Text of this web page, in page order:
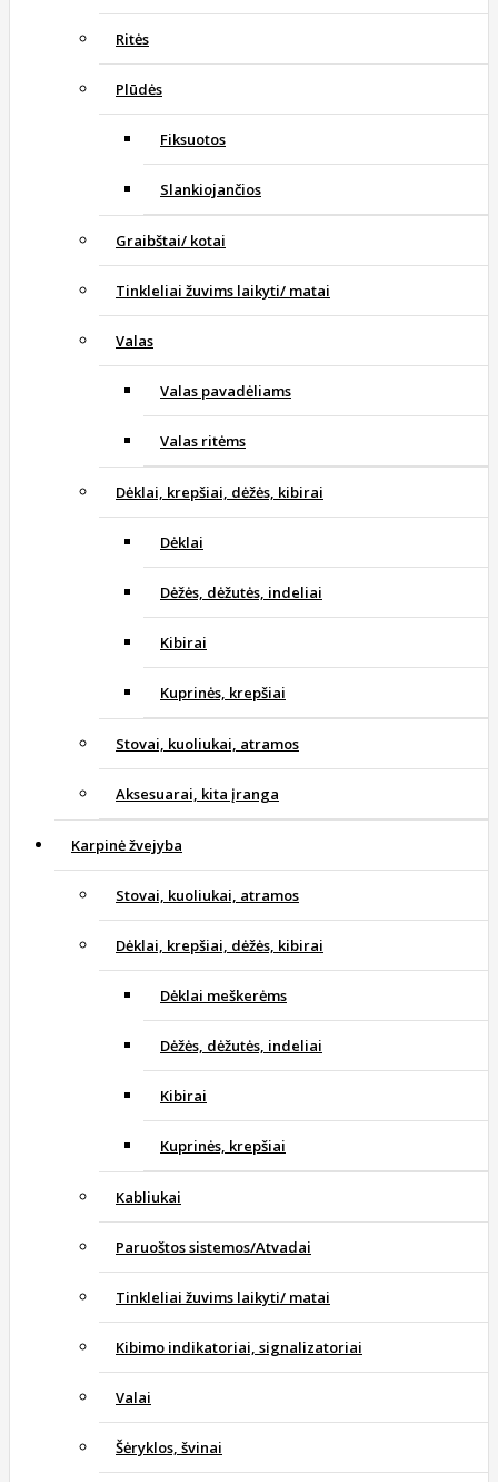
Ritės
Plūdės
Fiksuotos
Slankiojančios
Graibštai/ kotai
Tinkleliai žuvims laikyti/ matai
Valas
Valas pavadėliams
Valas ritėms
Dėklai, krepšiai, dėžės, kibirai
Dėklai
Dėžės, dėžutės, indeliai
Kibirai
Kuprinės, krepšiai
Stovai, kuoliukai, atramos
Aksesuarai, kita įranga
Karpinė žvejyba
Stovai, kuoliukai, atramos
Dėklai, krepšiai, dėžės, kibirai
Dėklai meškerėms
Dėžės, dėžutės, indeliai
Kibirai
Kuprinės, krepšiai
Kabliukai
Paruoštos sistemos/Atvadai
Tinkleliai žuvims laikyti/ matai
Kibimo indikatoriai, signalizatoriai
Valai
Šėryklos, švinai